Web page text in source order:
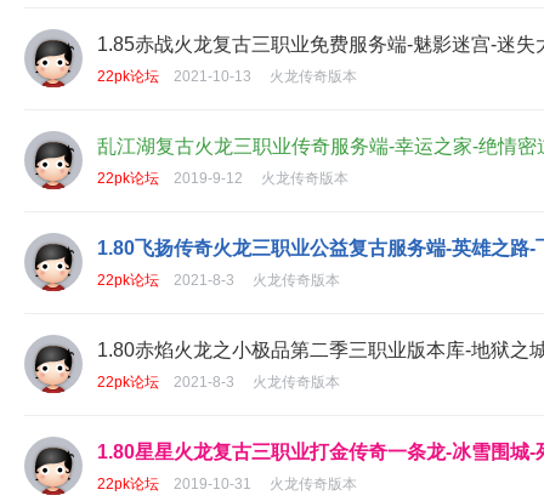
1.85赤战火龙复古三职业免费服务端-魅影迷宫-迷失
22pk论坛 2021-10-13 火龙传奇版本
乱江湖复古火龙三职业传奇服务端-幸运之家-绝情密
22pk论坛 2019-9-12 火龙传奇版本
1.80飞扬传奇火龙三职业公益复古服务端-英雄之路-
22pk论坛 2021-8-3 火龙传奇版本
1.80赤焰火龙之小极品第二季三职业版本库-地狱之
22pk论坛 2021-8-3 火龙传奇版本
1.80星星火龙复古三职业打金传奇一条龙-冰雪围城-
22pk论坛 2019-10-31 火龙传奇版本